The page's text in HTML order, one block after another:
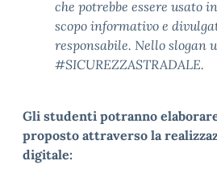
che potrebbe essere usato
scopo informativo e
responsabile. Nello slogan
#SICUREZZASTRADALE.
Gli studenti potranno
proposto attraverso la
digitale: